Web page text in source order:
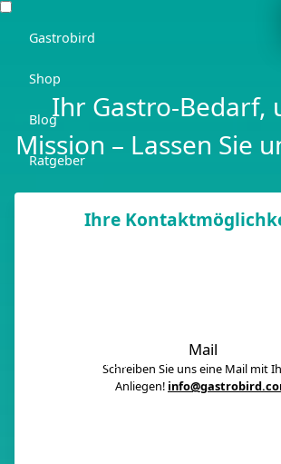
Gastrobird
Shop
Blog
Ratgeber
03362 7000 656
Ihr Gastro-Bedarf,
Mission – Lassen Sie
Ihre
Mail
Schreiben Sie uns eine Mail mit
Anliegen!